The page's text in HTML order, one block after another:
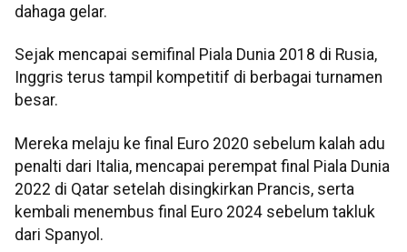
dahaga gelar.
Sejak mencapai semifinal Piala Dunia 2018 di Rusia,
Inggris terus tampil kompetitif di berbagai turnamen
besar.
Mereka melaju ke final Euro 2020 sebelum kalah adu
penalti dari Italia, mencapai perempat final Piala Dunia
2022 di Qatar setelah disingkirkan Prancis, serta
kembali menembus final Euro 2024 sebelum takluk
dari Spanyol.